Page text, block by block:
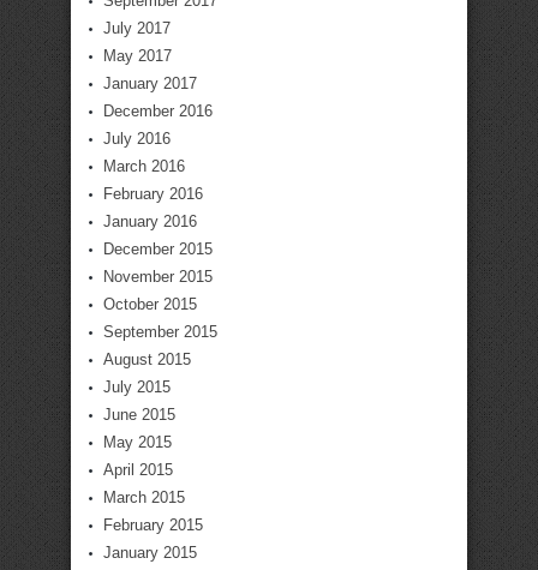
July 2017
May 2017
January 2017
December 2016
July 2016
March 2016
February 2016
January 2016
December 2015
November 2015
October 2015
September 2015
August 2015
July 2015
June 2015
May 2015
April 2015
March 2015
February 2015
January 2015